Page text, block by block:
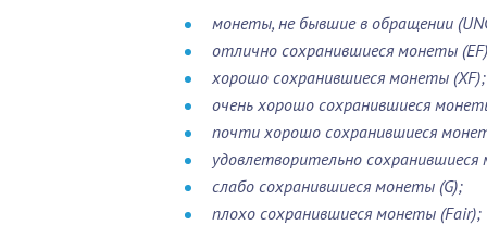
монеты, не бывшие в обращении
отлично сохранившиеся монеты
хорошо сохранившиеся монеты (XF);
очень хорошо сохранившиеся
почти хорошо сохранившиеся
удовлетворительно сохранившиеся
слабо сохранившиеся монеты (G);
плохо сохранившиеся монеты (Fair);